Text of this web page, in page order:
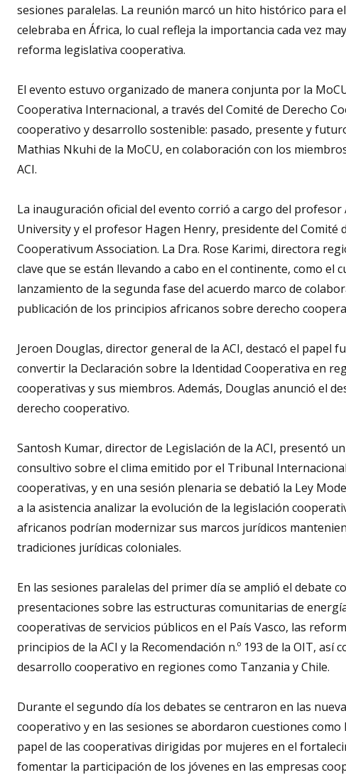
sesiones paralelas. La reunión marcó un hito histórico para
celebraba en África, lo cual refleja la importancia cada vez
reforma legislativa cooperativa.
El evento estuvo organizado de manera conjunta por la
Cooperativa Internacional, a través del Comité de Derecho
cooperativo y desarrollo sostenible: pasado, presente y
Mathias Nkuhi de la MoCU, en colaboración con los
ACI.
La inauguración oficial del evento corrió a cargo del
University y el profesor Hagen Henry, presidente del Comité
Cooperativum Association. La Dra. Rose Karimi, directora
clave que se están llevando a cabo en el continente, como
lanzamiento de la segunda fase del acuerdo marco de
publicación de los principios africanos sobre derecho
Jeroen Douglas, director general de la ACI, destacó el papel
convertir la Declaración sobre la Identidad Cooperativa en
cooperativas y sus miembros. Además, Douglas anunció el
derecho cooperativo.
Santosh Kumar, director de Legislación de la ACI, presentó
consultivo sobre el clima emitido por el Tribunal
cooperativas, y en una sesión plenaria se debatió la Ley
a la asistencia analizar la evolución de la legislación
africanos podrían modernizar sus marcos jurídicos
tradiciones jurídicas coloniales.
En las sesiones paralelas del primer día se amplió el debate
presentaciones sobre las estructuras comunitarias de
cooperativas de servicios públicos en el País Vasco, las
principios de la ACI y la Recomendación n.º 193 de la OIT,
desarrollo cooperativo en regiones como Tanzania y Chile.
Durante el segundo día los debates se centraron en las
cooperativo y en las sesiones se abordaron cuestiones
papel de las cooperativas dirigidas por mujeres en el
fomentar la participación de los jóvenes en las empresas